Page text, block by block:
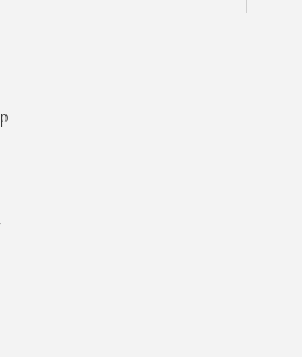
aus erneuerbaren Quellen versorgt.